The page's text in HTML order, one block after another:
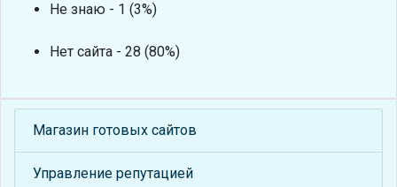
Не знаю - 1 (3%)
Нет сайта - 28 (80%)
Магазин готовых сайтов
Управление репутацией